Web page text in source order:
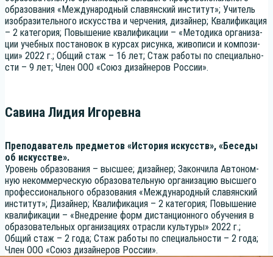
обра­зо­ва­ния «Меж­ду­на­род­ный сла­вян­ский инсти­тут»; Учи­тель
изоб­ра­зи­тель­но­го искус­ства и чер­че­ния, дизай­нер; Ква­ли­фи­ка­ция
– 2 кате­го­рия; Повы­ше­ние ква­ли­фи­ка­ции – «Мето­ди­ка орга­ни­за­
ции учеб­ных поста­но­вок в кур­сах рисун­ка, живо­пи­си и ком­по­зи­
ции» 2022 г.; Общий стаж – 16 лет; Стаж рабо­ты по спе­ци­аль­но­
сти – 9 лет; Член ООО «Союз дизай­не­ров России».
Савина Лидия Игоревна
Пре­по­да­ва­тель пред­ме­тов «Исто­рия искусств», «Бесе­ды
об искусстве».
Уро­вень обра­зо­ва­ния – выс­шее; дизай­нер; Закон­чи­ла Авто­ном­
ную неком­мер­че­скую обра­зо­ва­тель­ную орга­ни­за­цию выс­ше­го
про­фес­си­о­наль­но­го обра­зо­ва­ния «Меж­ду­на­род­ный сла­вян­ский
инсти­тут»; Дизай­нер; Ква­ли­фи­ка­ция – 2 кате­го­рия; Повы­ше­ние
ква­ли­фи­ка­ции – «Внед­ре­ние форм дистан­ци­он­но­го обу­че­ния в
обра­зо­ва­тель­ных орга­ни­за­ци­ях отрас­ли куль­ту­ры» 2022 г.;
Общий стаж – 2 года; Стаж рабо­ты по спе­ци­аль­но­сти – 2 года;
Член ООО «Союз дизай­не­ров России».